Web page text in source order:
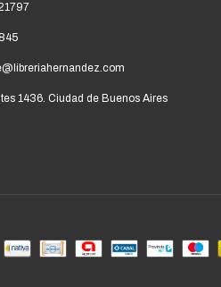
1436. Ciudad de Buenos Aires